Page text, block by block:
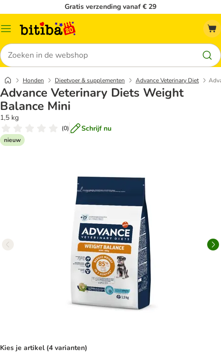
Gratis verzending vanaf € 29
Catalogusmenu
Zoeken
Honden Dieetvoer & supplementen Advance Veterinary Diet
Advance Veterinary Diets Weight
Balance Mini
1,5 kg
(0) Schrijf nu
nieuw
Kies je artikel (4 varianten)